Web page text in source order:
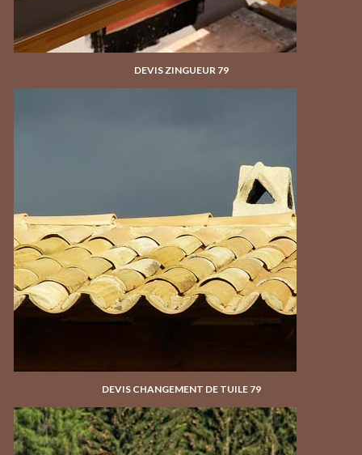
DEVIS ZINGUEUR 79
DEVIS CHANGEMENT DE TUILE 79